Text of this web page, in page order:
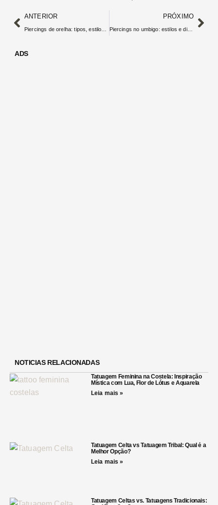
ANTERIOR PRÓXIMO
Piercings no umbigo: estilos e dicas para cicatrização
ADS
NOTICIAS RELACIONADAS
Tatuagem Feminina na Costela: Inspiração
Mística com Lua, Flor de Lótus e Aquarela
Leia mais »
Tatuagem Celta vs Tatuagem Tribal: Qual é a
Melhor Opção?
Leia mais »
Tatuagem Celtas vs. Tatuagens Tradicionais: